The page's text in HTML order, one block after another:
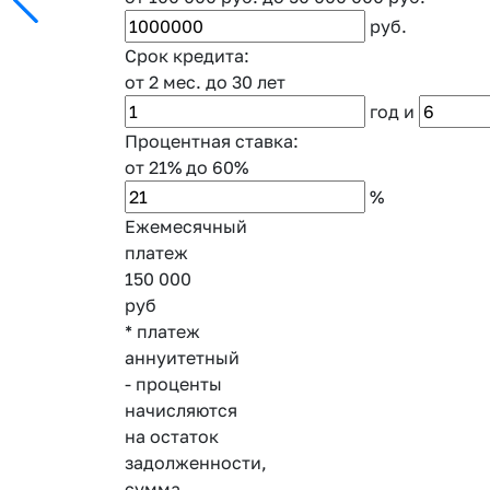
руб.
Срок кредита:
от 2 мес. до 30 лет
год и
Процентная ставка:
от 21% до 60%
%
Ежемесячный
платеж
150 000
руб
* платеж
аннуитетный
- проценты
начисляются
на остаток
задолженности,